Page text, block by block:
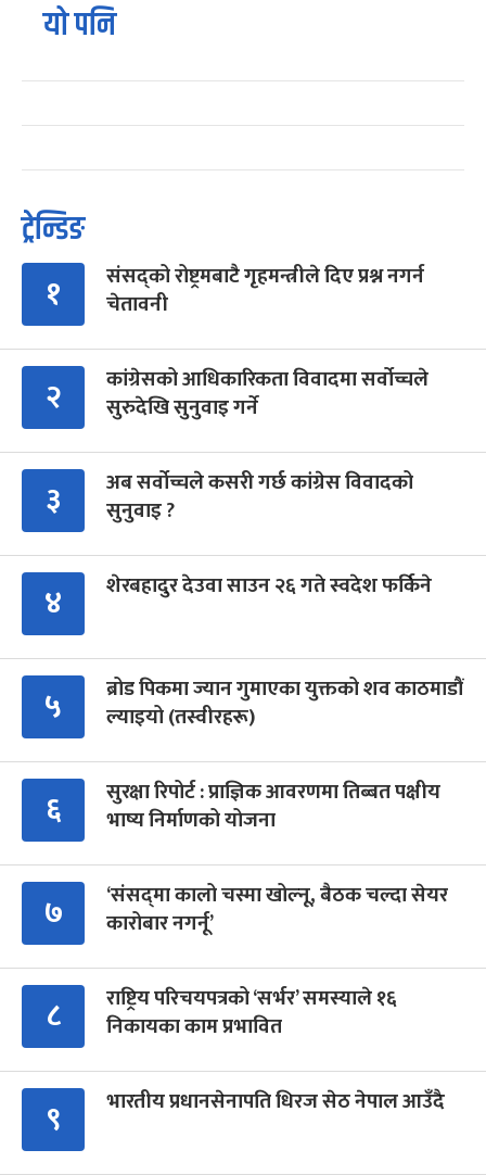
यो पनि
ट्रेन्डिङ
१
संसद्को रोष्ट्रमबाटै गृहमन्त्रीले दिए प्रश्न नगर्न
चेतावनी
२
कांग्रेसको आधिकारिकता विवादमा सर्वोच्चले
सुरुदेखि सुनुवाइ गर्ने
३
अब सर्वोच्चले कसरी गर्छ कांग्रेस विवादको
सुनुवाइ ?
४ शेरबहादुर देउवा साउन २६ गते स्वदेश फर्किने
५
ब्रोड पिकमा ज्यान गुमाएका युक्तको शव काठमाडौं
ल्याइयो (तस्वीरहरू)
६
सुरक्षा रिपोर्ट : प्राज्ञिक आवरणमा तिब्बत पक्षीय
भाष्य निर्माणको योजना
७
‘संसद्‍मा कालो चस्मा खोल्नू, बैठक चल्दा सेयर
कारोबार नगर्नू’
८
राष्ट्रिय परिचयपत्रको ‘सर्भर’ समस्याले १६
निकायका काम प्रभावित
९ भारतीय प्रधानसेनापति धिरज सेठ नेपाल आउँदै